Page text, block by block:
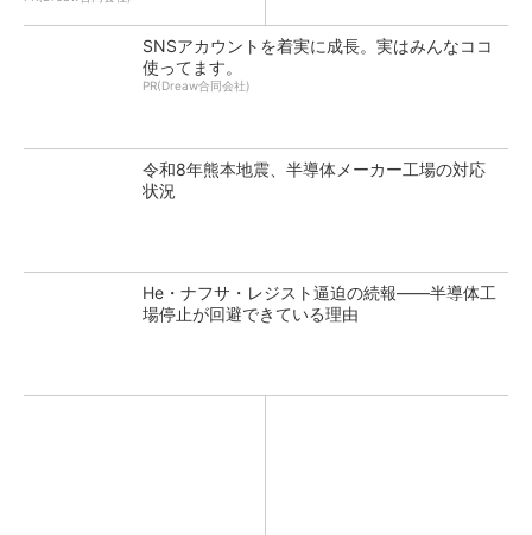
SNSアカウントを着実に成長。実はみんなココ
使ってます。
PR(Dreaw合同会社)
令和8年熊本地震、半導体メーカー工場の対応
状況
He・ナフサ・レジスト逼迫の続報――半導体工
場停止が回避できている理由